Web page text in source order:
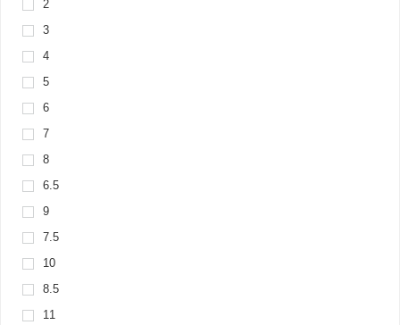
2
3
4
5
6
7
8
6.5
9
7.5
10
8.5
11